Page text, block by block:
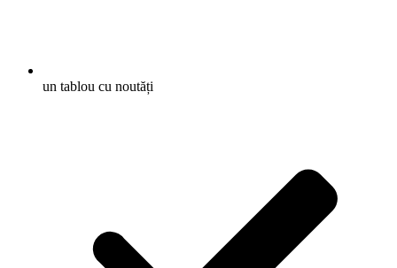
un tablou cu noutăți